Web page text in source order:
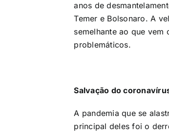
anos de
Temer e Bolsonaro. A
semelhante ao que vem
problemáticos.
Salvação do
A pandemia que se
principal deles foi o